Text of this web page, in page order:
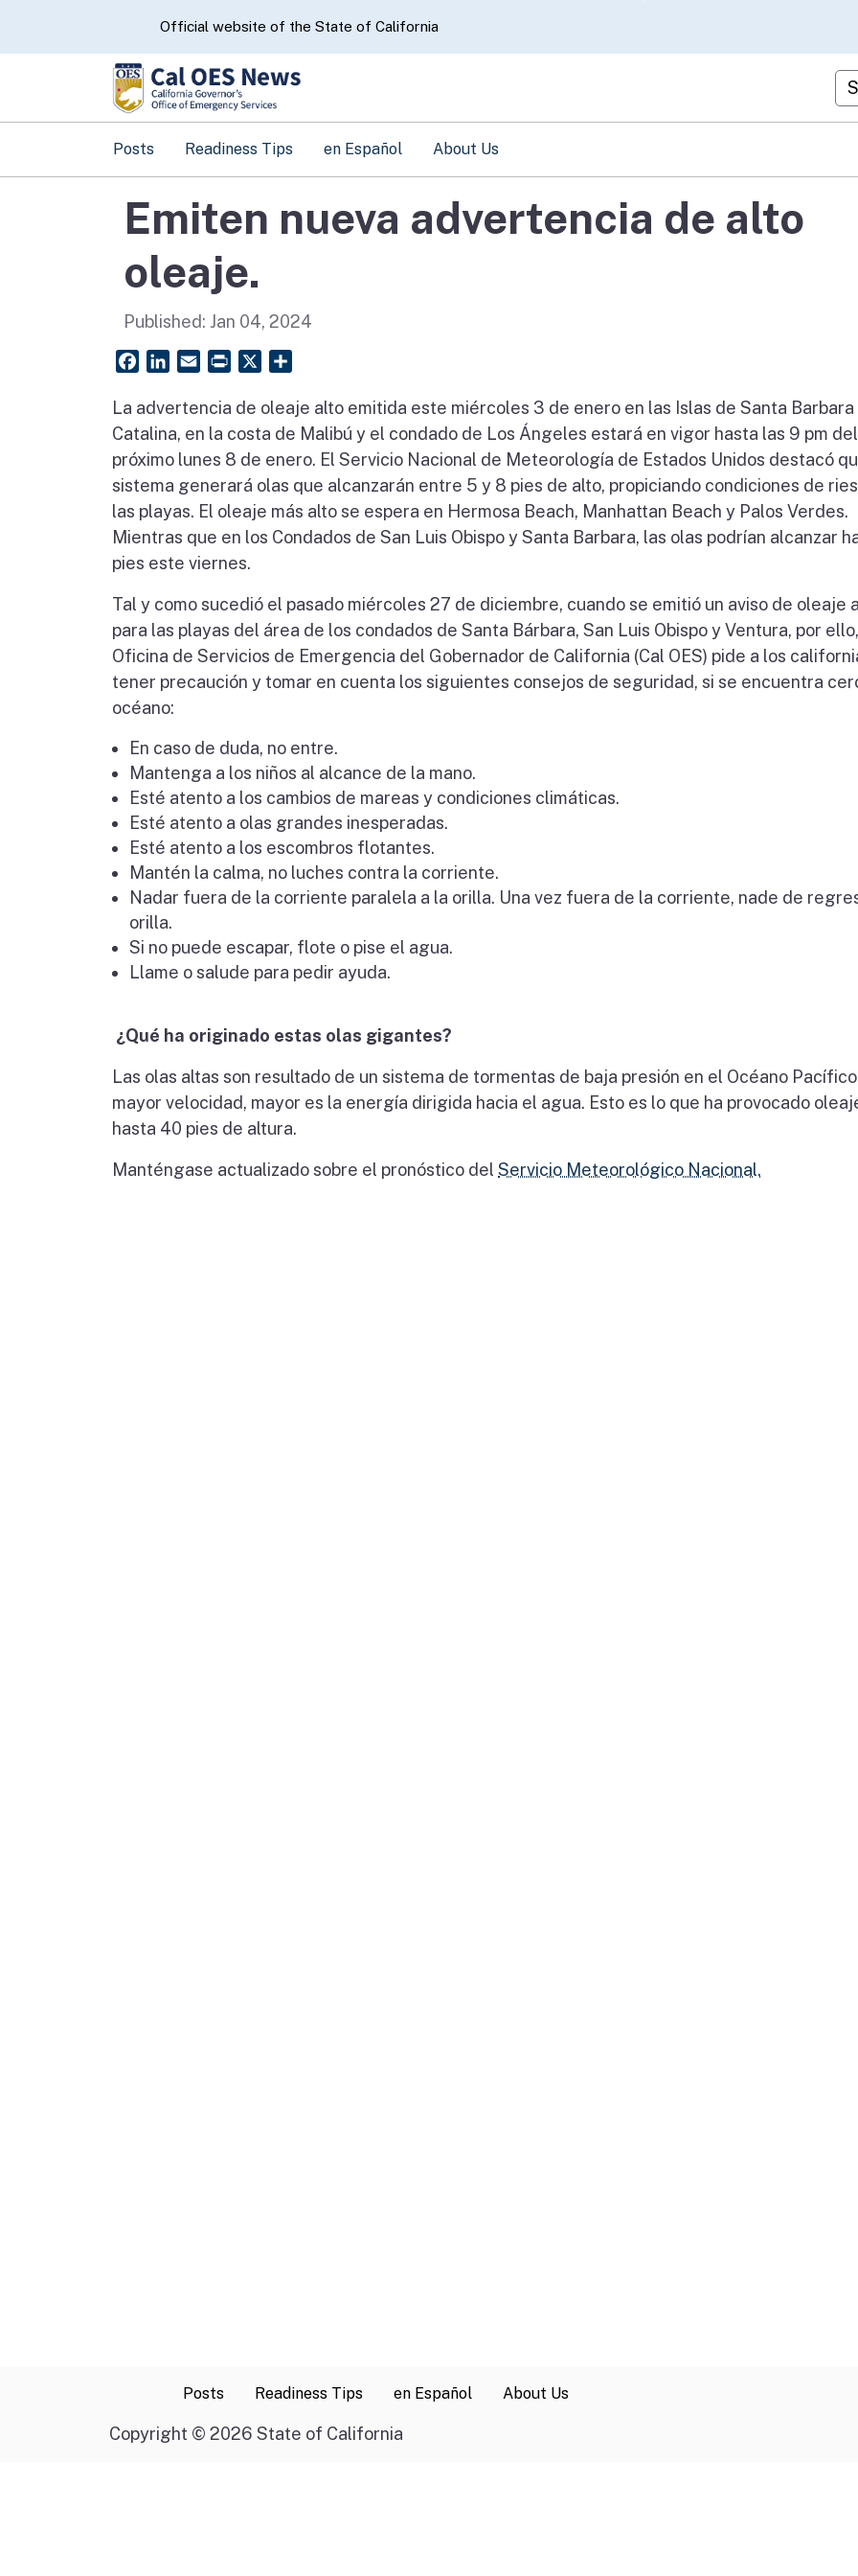
CA.govOfficial website of the State of California
Posts Readiness Tips en Español About Us
Emiten nueva advertencia de alto
oleaje.
Published: Jan 04, 2024
FacebookLinkedIn
Email PrintFriendly
La advertencia de oleaje alto emitida este miércoles 3 de enero en las Islas de Santa Barbara
Catalina, en la costa de Malibú y el condado de Los Ángeles estará en vigor hasta las 9 pm del
próximo lunes 8 de enero. El Servicio Nacional de Meteorología de Estados Unidos destacó
sistema generará olas que alcanzarán entre 5 y 8 pies de alto, propiciando condiciones de
las playas. El oleaje más alto se espera en Hermosa Beach, Manhattan Beach y Palos Verdes.
Mientras que en los Condados de San Luis Obispo y Santa Barbara, las olas podrían alcanzar
pies este viernes.
Tal y como sucedió el pasado miércoles 27 de diciembre, cuando se emitió un aviso de oleaje
para las playas del área de los condados de Santa Bárbara, San Luis Obispo y Ventura, por
Oficina de Servicios de Emergencia del Gobernador de California (Cal OES) pide a los
tener precaución y tomar en cuenta los siguientes consejos de seguridad, si se encuentra
océano:
En caso de duda, no entre.
Mantenga a los niños al alcance de la mano.
Esté atento a los cambios de mareas y condiciones climáticas.
Esté atento a olas grandes inesperadas.
Esté atento a los escombros flotantes.
Mantén la calma, no luches contra la corriente.
Nadar fuera de la corriente paralela a la orilla. Una vez fuera de la corriente, nade de
orilla.
Si no puede escapar, flote o pise el agua.
Llame o salude para pedir ayuda.
¿Qué ha originado estas olas gigantes?
Las olas altas son resultado de un sistema de tormentas de baja presión en el Océano
mayor velocidad, mayor es la energía dirigida hacia el agua. Esto es lo que ha provocado
hasta 40 pies de altura.
Manténgase actualizado sobre el pronóstico del Servicio Meteorológico Nacional.
Posts Readiness Tips en Español About Us
Copyright © 2026 State of California